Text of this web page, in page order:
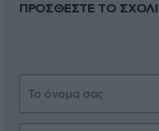
ΠΡΟΣΘΕΣΤΕ ΤΟ